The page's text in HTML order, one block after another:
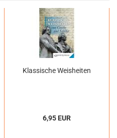
Klassische Weisheiten
6,95 EUR